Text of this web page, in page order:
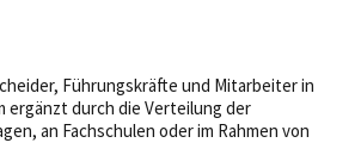
Führungskräfte und Mitarbeiter in
ergänzt durch die Verteilung der
an Fachschulen oder im Rahmen von